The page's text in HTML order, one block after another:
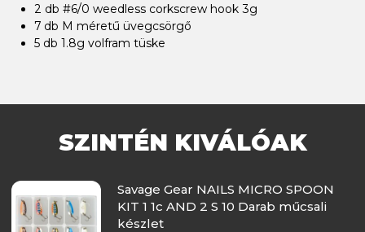
2 db #6/0 weedless corkscrew hook 3g
7 db M méretű üvegcsörgő
5 db 1.8g volfram tüske
SZINTÉN KIVÁLÓAK
Savage Gear NAILS MICRO SPOON
KIT 1 1c AND 2 S 10 Darab műcsali
készlet